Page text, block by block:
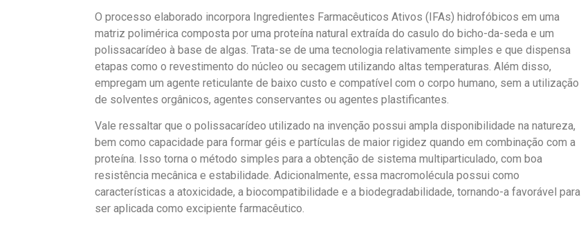
O processo elaborado incorpora Ingredientes Farmacêuticos Ativos (IFAs) hidrofóbicos em uma
matriz polimérica composta por uma proteína natural extraída do casulo do bicho-da-seda e um
polissacarídeo à base de algas. Trata-se de uma tecnologia relativamente simples e que dispensa
etapas como o revestimento do núcleo ou secagem utilizando altas temperaturas. Além disso,
empregam um agente reticulante de baixo custo e compatível com o corpo humano, sem a utilização
de solventes orgânicos, agentes conservantes ou agentes plastificantes.
Vale ressaltar que o polissacarídeo utilizado na invenção possui ampla disponibilidade na natureza,
bem como capacidade para formar géis e partículas de maior rigidez quando em combinação com a
proteína. Isso torna o método simples para a obtenção de sistema multiparticulado, com boa
resistência mecânica e estabilidade. Adicionalmente, essa macromolécula possui como
características a atoxicidade, a biocompatibilidade e a biodegradabilidade, tornando-a favorável para
ser aplicada como excipiente farmacêutico.